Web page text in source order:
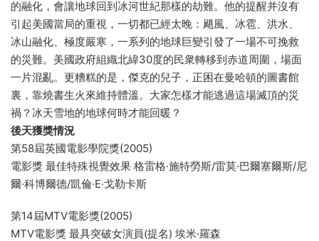
的融化，會讓地球回到冰河世紀那樣的劫難。他的提醒并沒有
引起美國當局的重視，一切都已經太晚：飓風、冰雹、洪水、
冰山融化、極度嚴寒，一系列的地球巨變引發了一場不可挽救
的災難。美國政府組織北緯30度的民衆轉移到赤道周圍，場面
一片混亂。更糟糕的是，傑克的兒子，正困在曼哈頓的圖書館
裏，靠燒書生火來維持體溫。大家怎樣才能逃過這場滅頂的災
禍？冰天雪地的地球何時才能回暖？
後天獲獎情況
第58屆英國電影學院獎(2005)
電影獎 最佳特殊視覺效果 格雷格·施特勞斯/雷莫·巴爾塞爾斯/尼
爾·科博爾德/凱倫·E·戈勒卡斯
第14屆MTV電影獎(2005)
MTV電影獎 最具突破女演員(提名) 埃米·羅森